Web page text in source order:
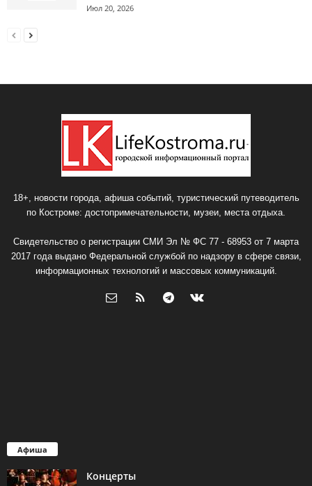
Июл 20, 2026
18+, новости города, афиша событий, туристический путеводитель
по Костроме: достопримечательности, музеи, места отдыха.
Свидетельство о регистрации СМИ Эл № ФС 77 - 68953 от 7 марта
2017 года выдано Федеральной службой по надзору в сфере связи,
информационных технологий и массовых коммуникаций.
Афиша
Концерты